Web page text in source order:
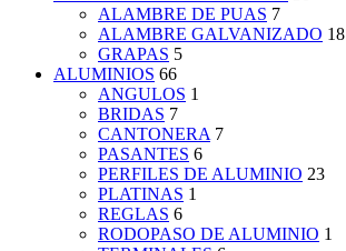
ALAMBRE DE PUAS 7
ALAMBRE GALVANIZADO 18
GRAPAS 5
ALUMINIOS 66
ANGULOS 1
BRIDAS 7
CANTONERA 7
PASANTES 6
PERFILES DE ALUMINIO 23
PLATINAS 1
REGLAS 6
RODOPASO DE ALUMINIO 1